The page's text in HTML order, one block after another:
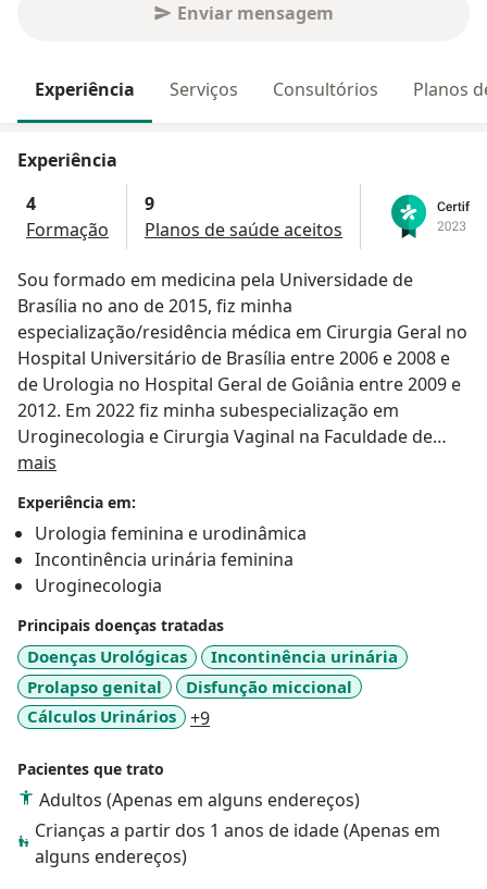
Enviar mensagem
Experiência Serviços Consultórios Planos
Experiência
4
Formação
9
Planos de saúde aceitos
Sou formado em medicina pela Universidade de
Brasília no ano de 2015, fiz minha
especialização/residência médica em Cirurgia Geral no
Hospital Universitário de Brasília entre 2006 e 2008 e
de Urologia no Hospital Geral de Goiânia entre 2009 e
2012. Em 2022 fiz minha subespecialização em
Uroginecologia e Cirurgia Vaginal na Faculdade de
Ciências Médicas de Minas Gerais.
mais
Experiência em:
Urologia feminina e urodinâmica
Incontinência urinária feminina
Uroginecologia
Principais doenças tratadas
Doenças Urológicas
Incontinência urinária
Prolapso genital
Disfunção miccional
Cálculos Urinários
+9a11y_sr_more_diseases
Pacientes que trato
Adultos (Apenas em alguns endereços)
Crianças a partir dos 1 anos de idade (Apenas em
alguns endereços)